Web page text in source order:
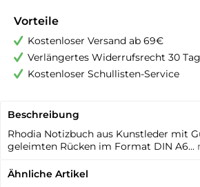
Vorteile
Kostenloser Versand ab 69€
Verlängertes Widerrufsrecht 30
Kostenloser Schullisten-Service
Beschreibung
Rhodia Notizbuch aus Kunstleder mit
geleimten Rücken im Format DIN A6...
Ähnliche Artikel